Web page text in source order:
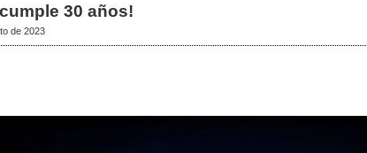
30 años!
de 2023